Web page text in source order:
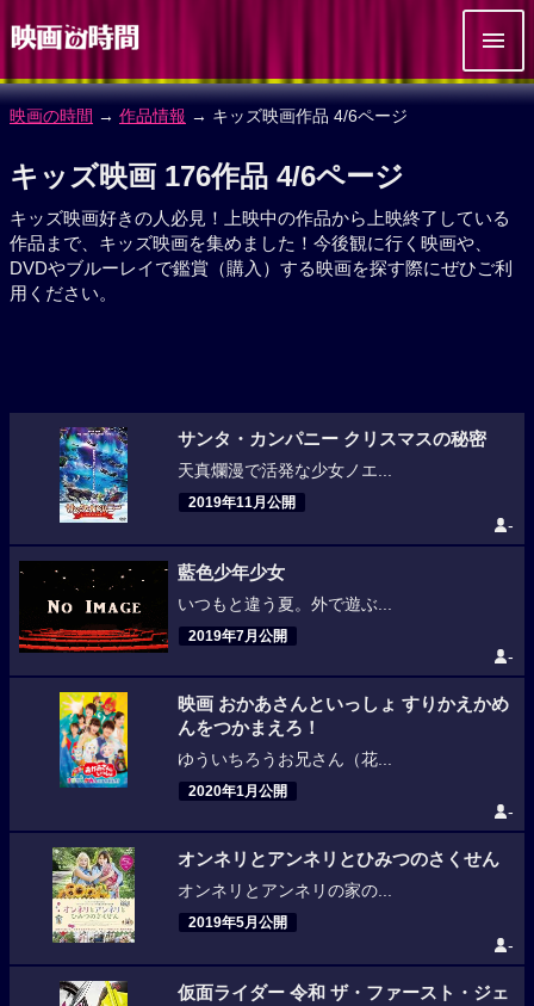
映画の時間 → 作品情報 → キッズ映画作品 4/6ページ
キッズ映画 176作品 4/6ページ
キッズ映画好きの人必見！上映中の作品から上映終了している
作品まで、キッズ映画を集めました！今後観に行く映画や、
DVDやブルーレイで鑑賞（購入）する映画を探す際にぜひご利
用ください。
サンタ・カンパニー クリスマスの秘密
天真爛漫で活発な少女ノエ...
2019年11月公開
-
藍色少年少女
いつもと違う夏。外で遊ぶ...
2019年7月公開
-
映画 おかあさんといっしょ すりかえかめ
んをつかまえろ！
ゆういちろうお兄さん（花...
2020年1月公開
-
オンネリとアンネリとひみつのさくせん
オンネリとアンネリの家の...
2019年5月公開
-
仮面ライダー 令和 ザ・ファースト・ジェ